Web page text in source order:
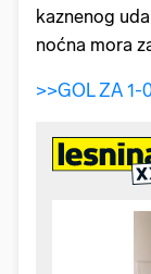
kaznenog
noćna mora
>>GOL ZA 1-